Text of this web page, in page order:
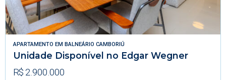
APARTAMENTO EM BALNEÁRIO CAMBORIÚ
Unidade Disponível no Edgar Wegner
R$ 2.900.000